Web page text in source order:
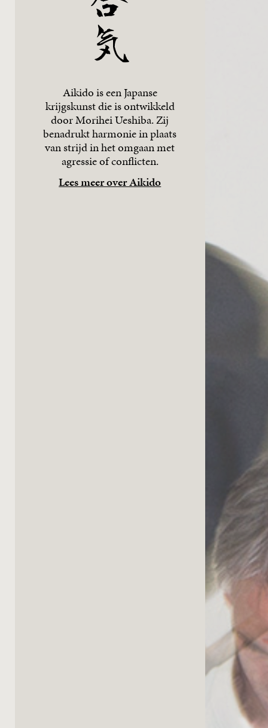
Aikido is een Japanse
krijgskunst die is ontwikkeld
door Morihei Ueshiba. Zij
benadrukt harmonie in plaats
van strijd in het omgaan met
agressie of conflicten.
Lees meer over Aikido